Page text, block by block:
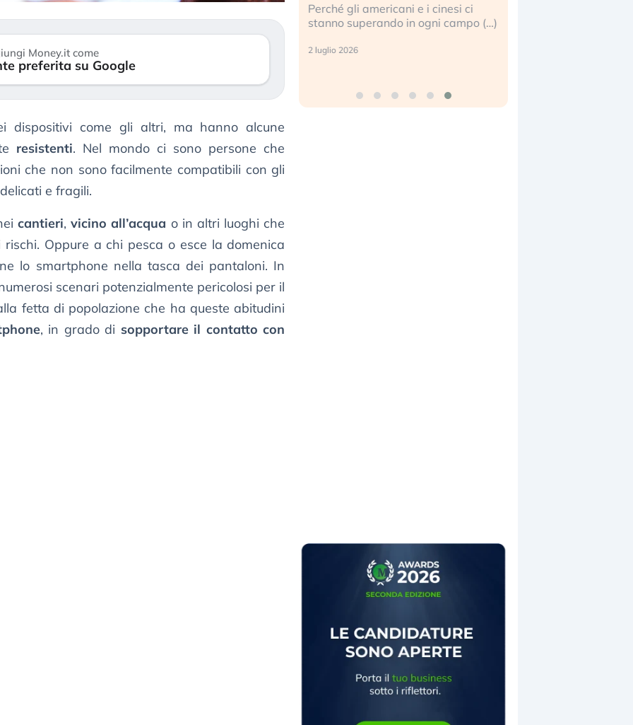
Money.it come
preferita su Google
dispositivi come gli altri, ma hanno alcune
resistenti. Nel mondo ci sono persone che
che non sono facilmente compatibili con gli
e fragili.
cantieri,vicino all’acqua o in altri luoghi che
Oppure a chi pesca o esce la domenica
lo smartphone nella tasca dei pantaloni. In
scenari potenzialmente pericolosi per il
fetta di popolazione che ha queste abitudini
, in grado di sopportare il contatto con
il (…)
sembrano non valere per i data
center e le big (…)
9 luglio 2026
Perché gli americani e i cinesi ci
stanno superando in ogni campo (…)
2 luglio 2026